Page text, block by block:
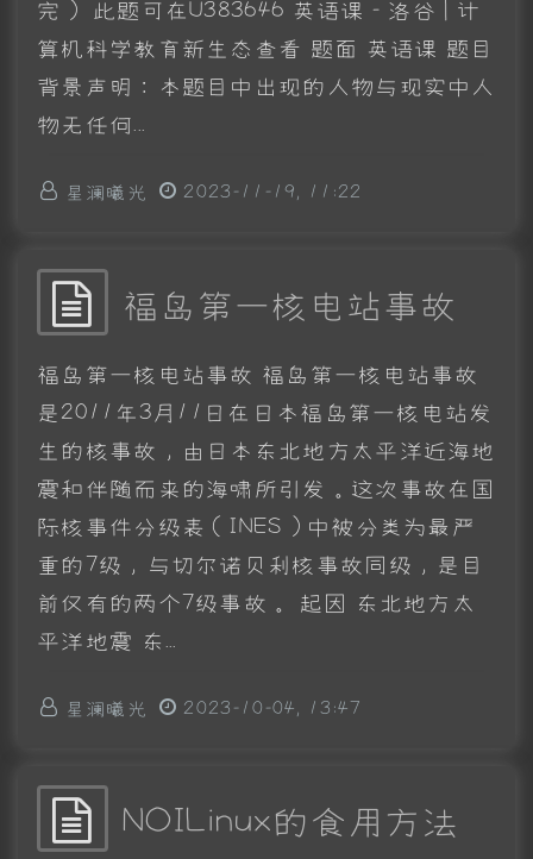
完） 此题可在U383646 英语课 - 洛谷 | 计
算机科学教育新生态查看 题面 英语课 题目
背景声明：本题目中出现的人物与现实中人
物无任何...
星澜曦光 2023-11-19, 11:22
福岛第一核电站事故
福岛第一核电站事故 福岛第一核电站事故
是2011年3月11日在日本福岛第一核电站发
生的核事故，由日本东北地方太平洋近海地
震和伴随而来的海啸所引发。这次事故在国
际核事件分级表（INES）中被分类为最严
重的7级，与切尔诺贝利核事故同级，是目
前仅有的两个7级事故。 起因 东北地方太
平洋地震 东...
星澜曦光 2023-10-04, 13:47
NOILinux的食用方法